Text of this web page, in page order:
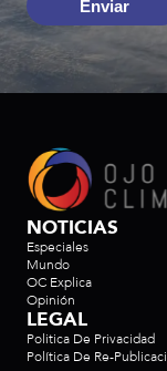
Enviar
NOTICIAS
Especiales
Mundo
OC Explica
Opinión
LEGAL
Politica De Privacidad
Política De Re-